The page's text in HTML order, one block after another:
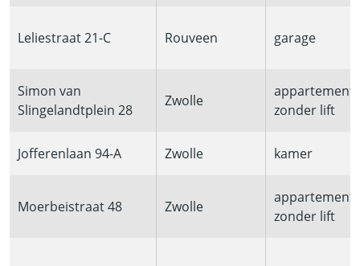
Leliestraat 21-C Rouveen garage
Simon van
Slingelandtplein 28
Zwolle
appartement
zonder lift
Jofferenlaan 94-A Zwolle kamer
Moerbeistraat 48 Zwolle
appartement
zonder lift